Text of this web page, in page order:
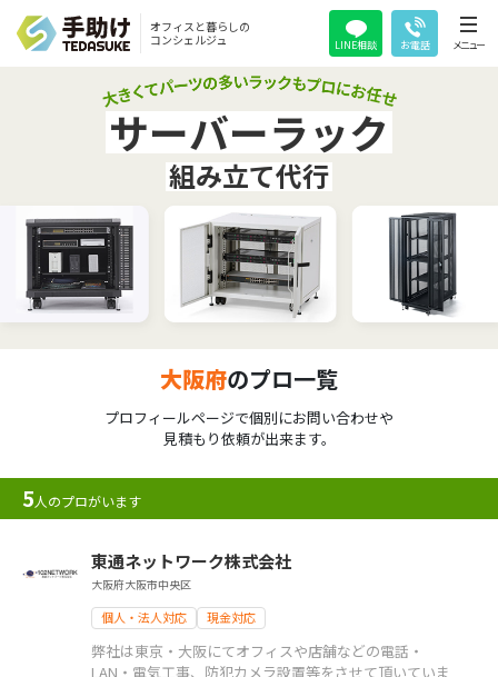
オフィスと暮らしの
コンシェルジュ
LINE相談 お電話 メニュー
サーバーラック
組み立て代行
大阪府のプロ一覧
プロフィールページで個別にお問い合わせや
見積もり依頼が出来ます。
5人のプロがいます
東通ネットワーク株式会社
大阪府大阪市中央区
個人・法人対応 現金対応
弊社は東京・大阪にてオフィスや店舗などの電話・
LAN・電気工事、防犯カメラ設置等をさせて頂いていま